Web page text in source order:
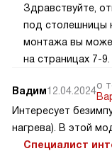
Здравствуйте,
под столешницы
монтажа вы
на страницах 7-9.
Вадим12.04.2024о
Интересует
нагрева). В этой
Специалист